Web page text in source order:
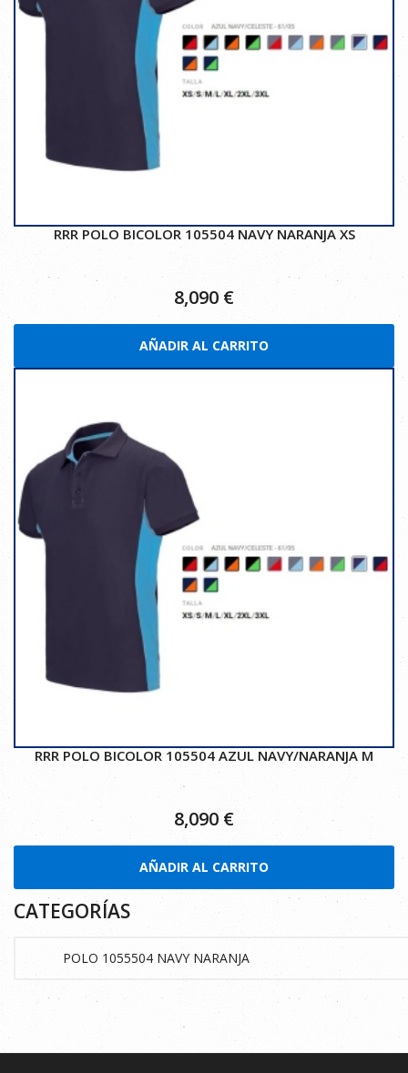
RRR POLO BICOLOR 105504 NAVY NARANJA XS
8,090 €
AÑADIR AL CARRITO
RRR POLO BICOLOR 105504 AZUL NAVY/NARANJA M
8,090 €
AÑADIR AL CARRITO
CATEGORÍAS